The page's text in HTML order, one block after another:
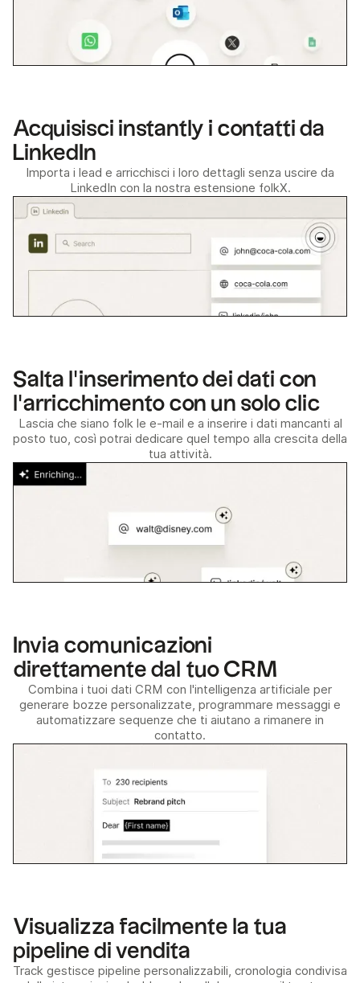
Acquisisci instantly i contatti da
LinkedIn
Importa i lead e arricchisci i loro dettagli senza uscire da
LinkedIn con la nostra estensione folkX.
Salta l'inserimento dei dati con
l'arricchimento con un solo clic
Lascia che siano folk le e-mail e a inserire i dati mancanti al
posto tuo, così potrai dedicare quel tempo alla crescita della
tua attività.
Invia comunicazioni
direttamente dal tuo CRM
Combina i tuoi dati CRM con l'intelligenza artificiale per
generare bozze personalizzate, programmare messaggi e
automatizzare sequenze che ti aiutano a rimanere in
contatto.
Visualizza facilmente la tua
pipeline di vendita
Track gestisce pipeline personalizzabili, cronologia condivisa